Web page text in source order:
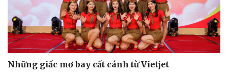
Những giấc mơ bay cất cánh từ Vietjet